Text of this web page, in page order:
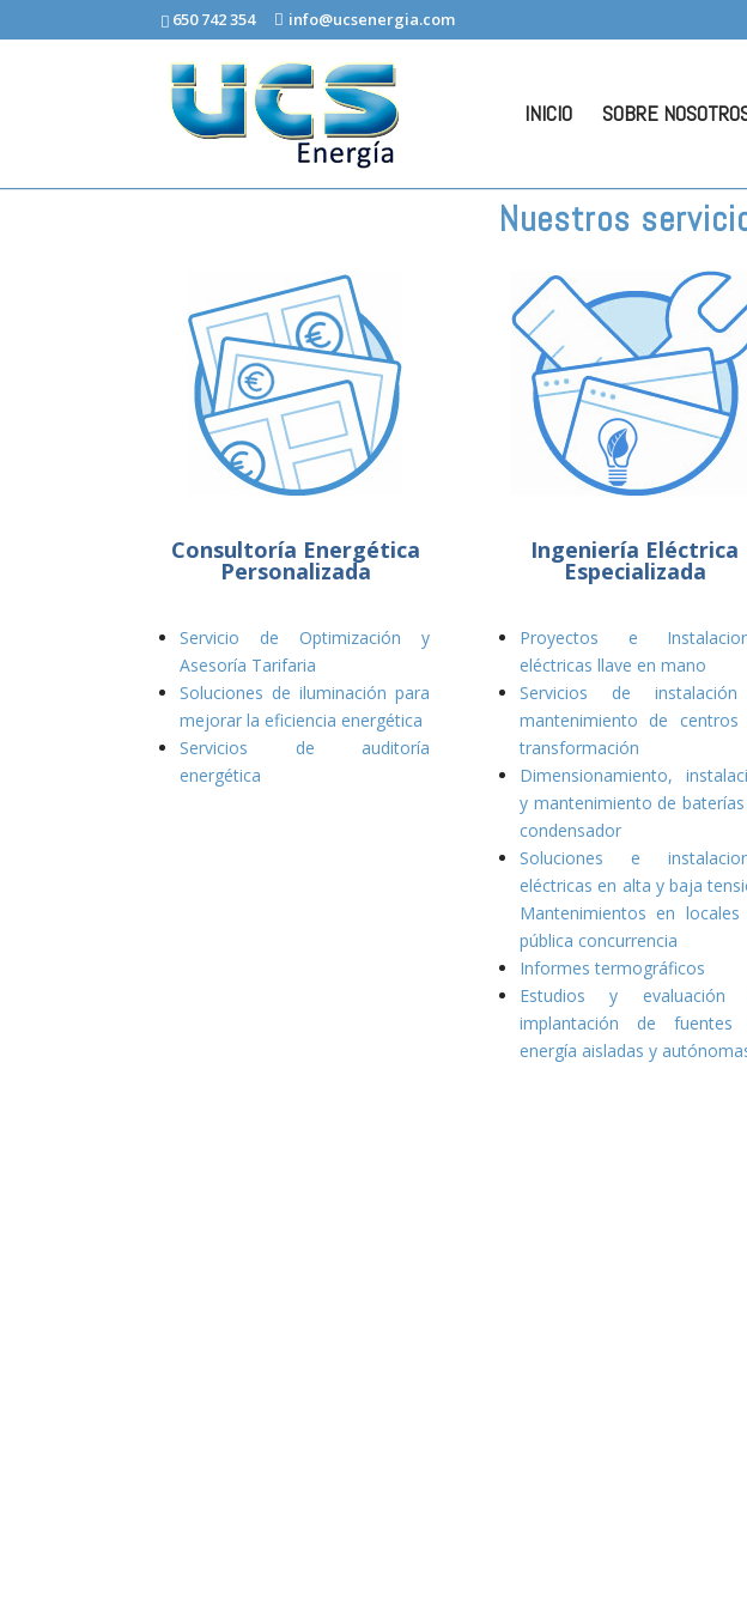
650 742 354 info@ucsenergia.com
INICIO SOBRE
Nuestros
Consultoría Energética
Personalizada
Servicio de Optimización y
Asesoría Tarifaria
Soluciones de iluminación para
mejorar la eficiencia energética
Servicios de auditoría
energética
Ingeniería Eléctrica
Especializada
Proyectos e
eléctricas llave en mano
Servicios de
mantenimiento de centros
transformación
Dimensionamiento,
y mantenimiento de baterías
condensador
Soluciones e
eléctricas en alta y baja
Mantenimientos en locales
pública concurrencia
Informes termográficos
Estudios y evaluación
implantación de fuentes
energía aisladas y